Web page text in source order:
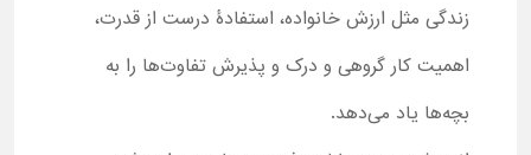
زندگی مثل ارزش خانواده، استفادۀ درست از قدرت،
اهمیت کار گروهی و درک و پذیرش تفاوت‌ها را به
بچه‌ها یاد می‌دهد.